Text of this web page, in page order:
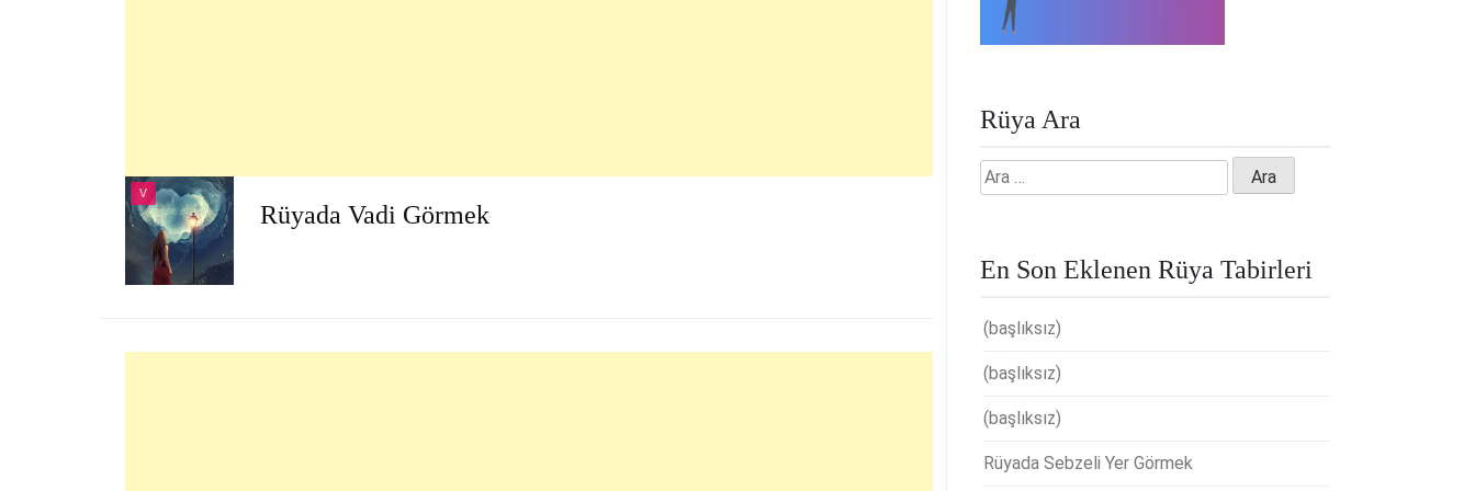
V
Rüyada Vadi Görmek
Rüya Ara
Arama:
En Son Eklenen Rüya Tabirleri
(başlıksız)
(başlıksız)
(başlıksız)
Rüyada Sebzeli Yer Görmek